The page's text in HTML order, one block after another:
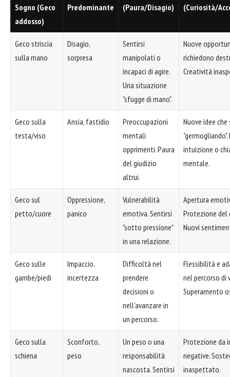
Sogno (Geco
addosso)
Predominante
(Paura/Disagio)
(Curiosità/
Geco striscia
sulla mano
Disagio,
sorpresa
Sentirsi
manipolati o
incapaci di agire.
Una situazione
"sfugge di mano".
Nuove
richiedono
Creatività
Geco sulla
testa/viso
Ansia, fastidio
Preoccupazioni
mentali
opprimenti. Paura
del giudizio
altrui.
Nuove idee
intuizione o
mentale.
Geco sul
petto/cuore
Oppressione,
panico
Vulnerabilità
emotiva. Sentirsi
"sotto pressione"
in una relazione.
Apertura
Protezione del
Nuovi
Geco sulle
gambe/piedi
Impaccio,
incertezza
Difficoltà nel
prendere
decisioni o
nell'avanzare in
un percorso.
Flessibilità e
nel percorso di
Superamento
Geco sulla
schiena
Sconforto,
peso
Un peso o una
responsabilità
nascosta. Sentirsi
Protezione da
negative.
inaspettato.